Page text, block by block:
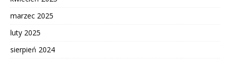
marzec 2025
luty 2025
sierpień 2024